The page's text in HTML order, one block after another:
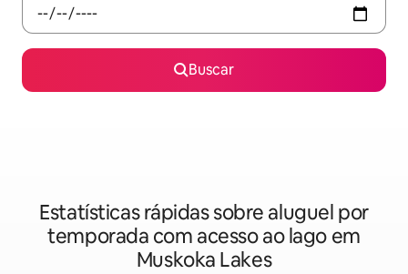
Buscar
Estatísticas rápidas sobre aluguel por
temporada com acesso ao lago em
Muskoka Lakes